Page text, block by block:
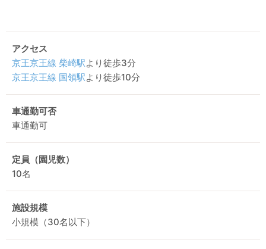
アクセス
京王京王線 柴崎駅より徒歩3分
京王京王線 国領駅より徒歩10分
車通勤可否
車通勤可
定員（園児数）
10名
施設規模
小規模（30名以下）